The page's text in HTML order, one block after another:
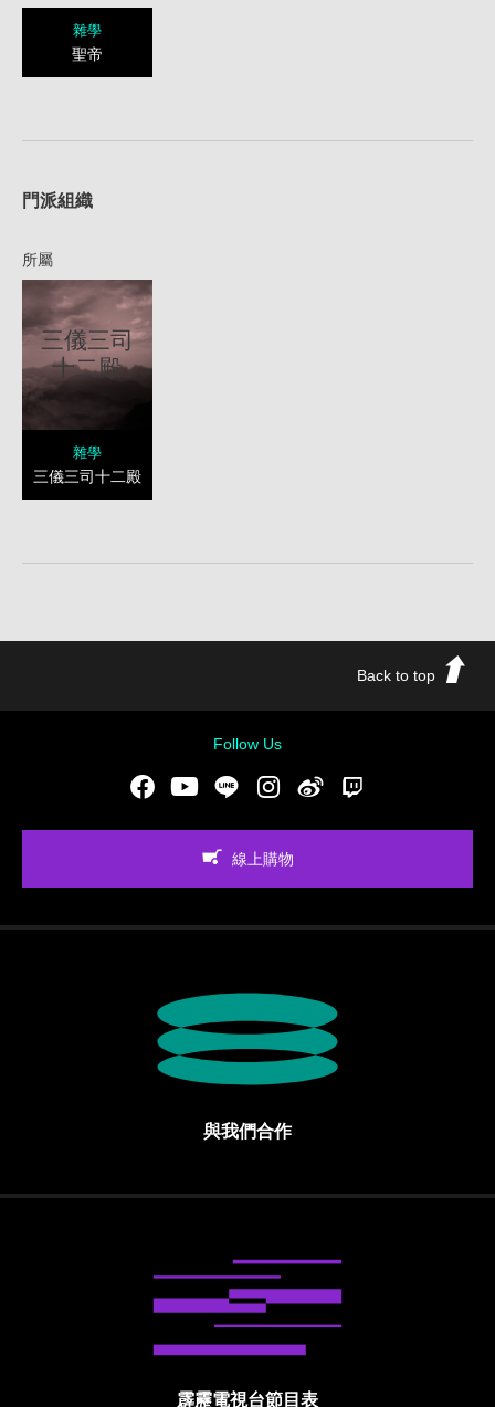
雜學
聖帝
門派組織
所屬
三儀三司
十二殿
雜學
三儀三司十二殿
Back to top
Follow Us
FacebookYoutubeLINE Instgram新浪微博
線上購物
與我們合作
霹靂電視台節目表